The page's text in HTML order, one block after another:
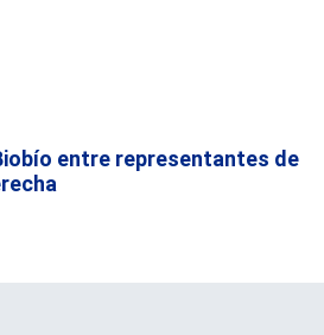
entre representantes de